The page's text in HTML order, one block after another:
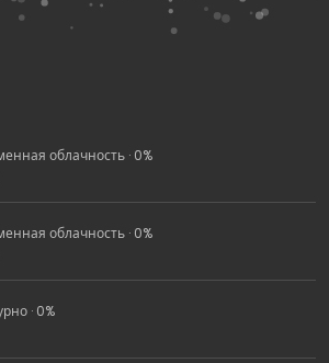
облачность · 0%
облачность · 0%
· 0%